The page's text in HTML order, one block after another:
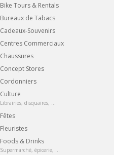
Bike Tours & Rentals
Bureaux de Tabacs
Cadeaux-Souvenirs
Centres Commerciaux
Chaussures
Concept Stores
Cordonniers
Culture
Librairies, disquaires, ...
Fêtes
Fleuristes
Foods & Drinks
Supermarché, épicerie, ...